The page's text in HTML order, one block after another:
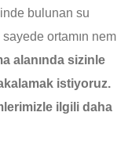
bulunan su
sayede ortamın nem
alanında sizinle
istiyoruz.
ilgili daha